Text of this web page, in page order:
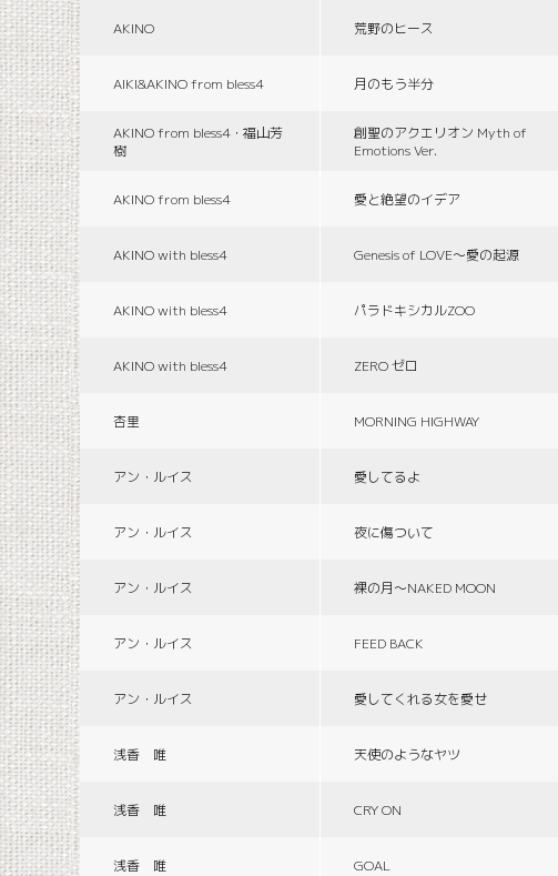
AKINO 荒野のヒース
AIKI&AKINO from bless4 月のもう半分
AKINO from bless4・福山芳
樹
創聖のアクエリオン Myth of
Emotions Ver.
AKINO from bless4 愛と絶望のイデア
AKINO with bless4 Genesis of LOVE〜愛の起源
AKINO with bless4 パラドキシカルZOO
AKINO with bless4 ZERO ゼロ
杏里 MORNING HIGHWAY
アン・ルイス 愛してるよ
アン・ルイス 夜に傷ついて
アン・ルイス 裸の月〜NAKED MOON
アン・ルイス FEED BACK
アン・ルイス 愛してくれる女を愛せ
浅香 唯 天使のようなヤツ
浅香 唯 CRY ON
浅香 唯 GOAL